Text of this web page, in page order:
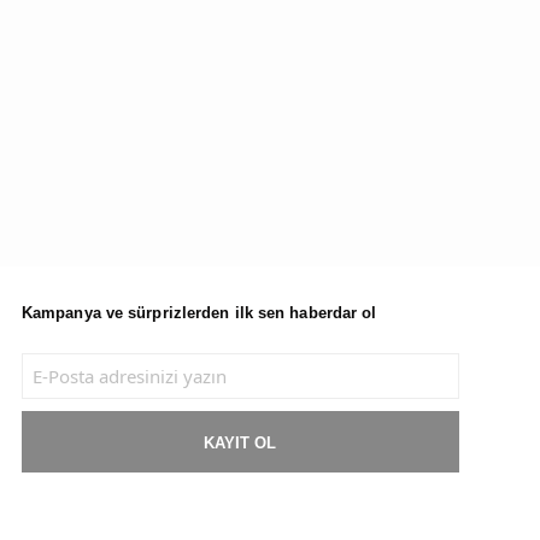
Kampanya ve sürprizlerden ilk sen haberdar ol
KAYIT OL